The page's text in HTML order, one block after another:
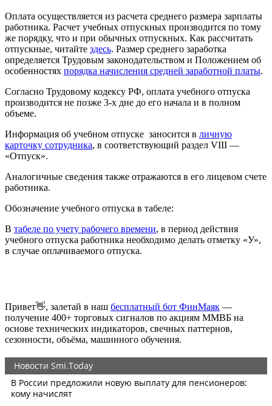
Оплата осуществляется из расчета среднего размера зарплаты
работника. Расчет учебных отпускных производится по тому
же порядку, что и при обычных отпускных. Как рассчитать
отпускные, читайте здесь. Размер среднего заработка
определяется Трудовым законодательством и Положением об
особенностях порядка начисления средней заработной платы.
Согласно Трудовому кодексу РФ, оплата учебного отпуска
производится не позже 3-х дне до его начала и в полном
объеме.
Информация об учебном отпуске заносится в личную
карточку сотрудника, в соответствующий раздел VIII —
«Отпуск».
Аналогичные сведения также отражаются в его лицевом счете
работника.
Обозначение учебного отпуска в табеле:
В табеле по учету рабочего времени, в период действия
учебного отпуска работника необходимо делать отметку «У»,
в случае оплачиваемого отпуска.
Привет👋, залетай в наш бесплатный бот ФинМаяк —
получение 400+ торговых сигналов по акциям ММВБ на
основе технических индикаторов, свечных паттернов,
сезонности, объёма, машинного обучения.